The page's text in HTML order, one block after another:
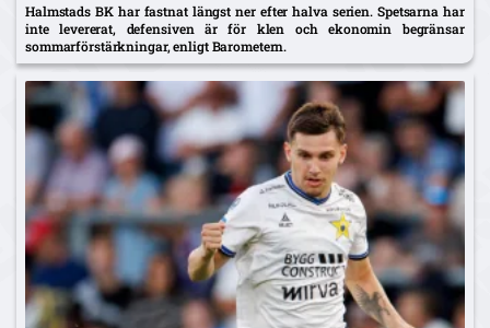
Halmstads BK har fastnat längst ner efter halva serien. Spetsarna har
inte levererat, defensiven är för klen och ekonomin begränsar
sommarförstärkningar, enligt Barometern.